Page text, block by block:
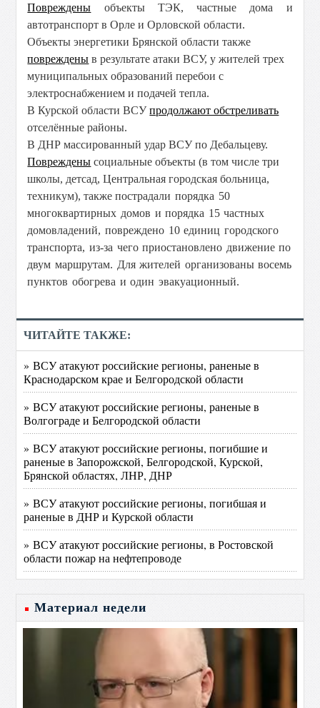
Повреждены объекты ТЭК, частные дома и
автотранспорт в Орле и Орловской области.
Объекты энергетики Брянской области также
повреждены в результате атаки ВСУ, у жителей трех
муниципальных образований перебои с
электроснабжением и подачей тепла.
В Курской области ВСУпродолжают обстреливать
отселённые районы.
В ДНР массированный удар ВСУ по Дебальцеву.
Повреждены социальные объекты (в том числе три
школы, детсад, Центральная городская больница,
техникум), также пострадали порядка 50
многоквартирных домов и порядка 15 частных
домовладений, повреждено 10 единиц городского
транспорта, из-за чего приостановлено движение по
двум маршрутам. Для жителей организованы восемь
пунктов обогрева и один эвакуационный.
ЧИТАЙТЕ ТАКЖЕ:
» ВСУ атакуют российские регионы, раненые в
Краснодарском крае и Белгородской области
» ВСУ атакуют российские регионы, раненые в
Волгограде и Белгородской области
» ВСУ атакуют российские регионы, погибшие и
раненые в Запорожской, Белгородской, Курской,
Брянской областях, ЛНР, ДНР
» ВСУ атакуют российские регионы, погибшая и
раненые в ДНР и Курской области
» ВСУ атакуют российские регионы, в Ростовской
области пожар на нефтепроводе
Материал недели